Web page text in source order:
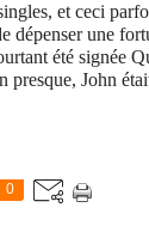
et ceci
dépenser une
été signée
John
0